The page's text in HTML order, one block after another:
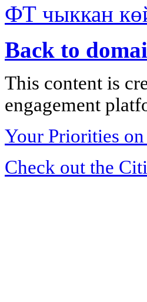
ФТ чыккан
Back to
This content is
engagement
Your Priorities
Check out the